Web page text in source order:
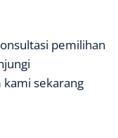
pemilihan
sekarang